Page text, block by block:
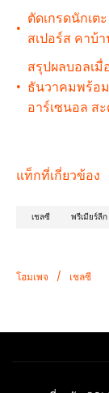
•
ตัดเกรดนักเ
สเปอร์ส คาบ้
•
สรุปผลบอลเ
ธันวาคมพร้อ
อาร์เซนอล ส
แท็กที่เกี่ยวข้อง
เชลซี พรีเมียร์ลีก
โฮมเพจ / เชลซี